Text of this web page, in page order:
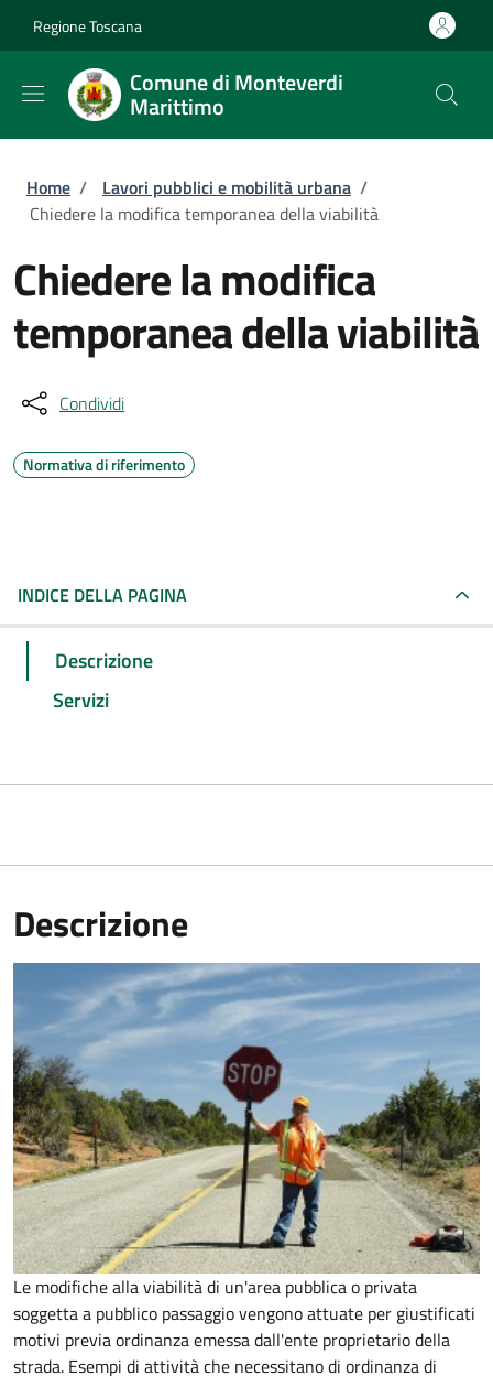
Regione Toscana
Comune di Monteverdi
Marittimo
Briciole di pane
Home / Lavori pubblici e mobilità urbana /
Chiedere la modifica temporanea della viabilità
Chiedere la modifica
temporanea della viabilità
Condividi
Normativa di riferimento
INDICE DELLA PAGINA
Descrizione
Servizi
Descrizione
Le modifiche alla viabilità di un'area pubblica o privata
soggetta a pubblico passaggio vengono attuate per giustificati
motivi previa ordinanza emessa dall'ente proprietario della
strada. Esempi di attività che necessitano di ordinanza di